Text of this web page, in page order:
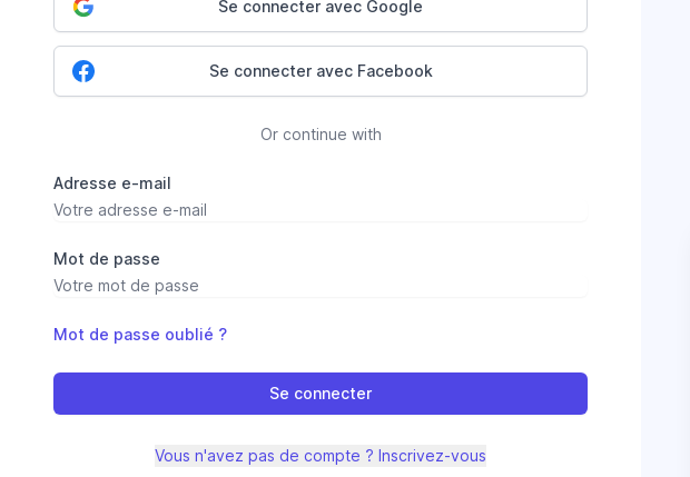
Se connecter avec Google
Se connecter avec Facebook
Or continue with
Adresse e-mail
Mot de passe
Mot de passe oublié ?
Se connecter
Vous n'avez pas de compte ? Inscrivez-vous